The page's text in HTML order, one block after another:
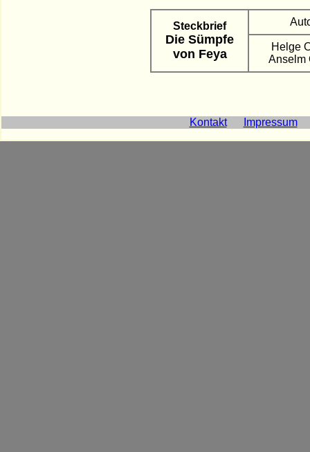
Steckbrief
Die Sümpfe
von Feya
Helge
Anselm
Kontakt Impressum